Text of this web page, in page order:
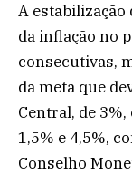
A
da inflação no
consecutivas,
da meta que
Central, de
1,5% e 4,5%,
Conselho